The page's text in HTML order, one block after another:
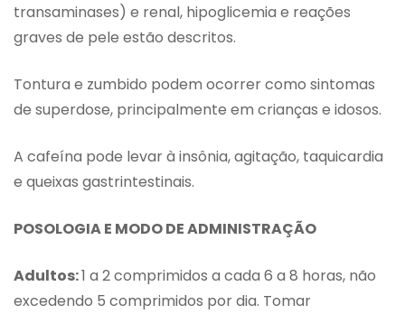
transaminases) e renal, hipoglicemia e reações
graves de pele estão descritos.
Tontura e zumbido podem ocorrer como sintomas
de superdose, principalmente em crianças e idosos.
A cafeína pode levar à insônia, agitação, taquicardia
e queixas gastrintestinais.
POSOLOGIA E MODO DE ADMINISTRAÇÃO
Adultos:1 a 2 comprimidos a cada 6 a 8 horas, não
excedendo 5 comprimidos por dia. Tomar